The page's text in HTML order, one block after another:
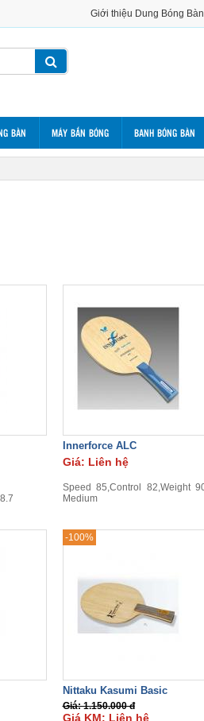
Giới thiệu Dung Bóng Bàn
BÀN MÁY BẮN BÓNG BANH BÓNG BÀN
Innerforce ALC
Giá: Liên hệ
Speed 85,Control 82,Weight
Medium
-100%
Nittaku Kasumi Basic
Giá: 1.150.000 đ
Giá KM: Liên hệ